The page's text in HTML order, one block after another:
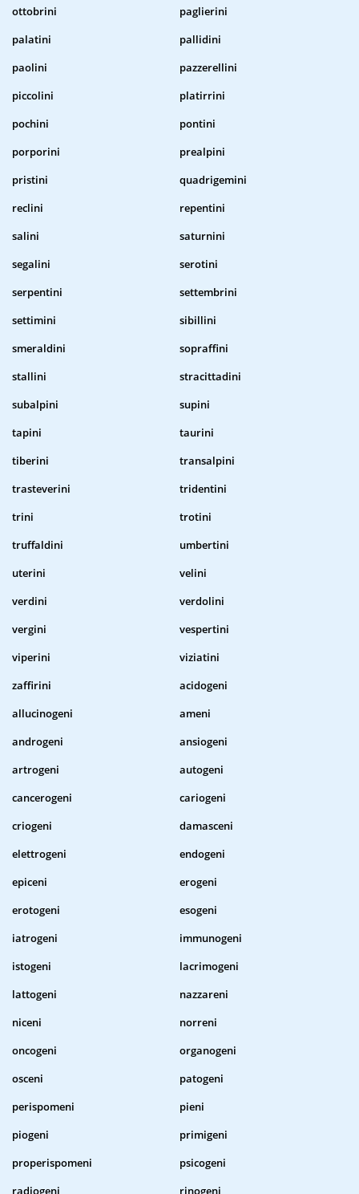
ottobrini
paglierini
palatini
pallidini
paolini
pazzerellini
piccolini
platirrini
pochini
pontini
porporini
prealpini
pristini
quadrigemini
reclini
repentini
salini
saturnini
segalini
serotini
serpentini
settembrini
settimini
sibillini
smeraldini
sopraffini
stallini
stracittadini
subalpini
supini
tapini
taurini
tiberini
transalpini
trasteverini
tridentini
trini
trotini
truffaldini
umbertini
uterini
velini
verdini
verdolini
vergini
vespertini
viperini
viziatini
zaffirini
acidogeni
allucinogeni
ameni
androgeni
ansiogeni
artrogeni
autogeni
cancerogeni
cariogeni
criogeni
damasceni
elettrogeni
endogeni
epiceni
erogeni
erotogeni
esogeni
iatrogeni
immunogeni
istogeni
lacrimogeni
lattogeni
nazzareni
niceni
norreni
oncogeni
organogeni
osceni
patogeni
perispomeni
pieni
piogeni
primigeni
properispomeni
psicogeni
radiogeni
rinogeni